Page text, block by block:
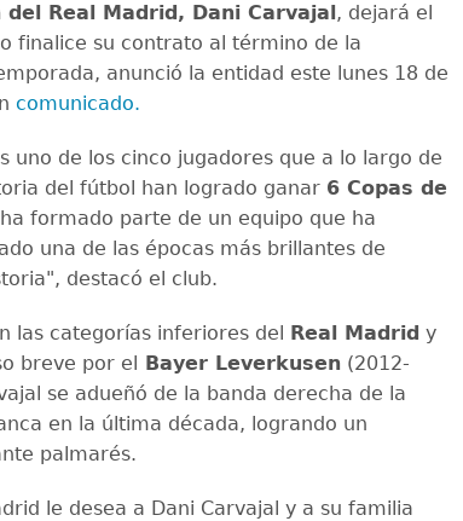
del Real Madrid, Dani Carvajal, dejará el
finalice su contrato al término de la
anunció la entidad este lunes 18 de
comunicado.
uno de los cinco jugadores que a lo largo de
del fútbol han logrado ganar 6 Copas de
formado parte de un equipo que ha
una de las épocas más brillantes de
destacó el club.
las categorías inferiores del Real Madrid y
breve por el Bayer Leverkusen (2012-
se adueñó de la banda derecha de la
en la última década, logrando un
palmarés.
le desea a Dani Carvajal y a su familia